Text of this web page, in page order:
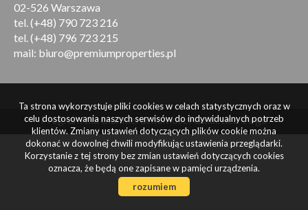
02-526 Warszawa
tel. (+48) 790 723 216
tel. (+48) 796 723 215
mail: biuro@premiumproperties.pl
Program dla biur nieruchomościGalactica Virgo
Ta strona wykorzystuje pliki cookies w celach statystycznych oraz w
celu dostosowania naszych serwisów do indywidualnych potrzeb
klientów. Zmiany ustawień dotyczących plików cookie można
dokonać w dowolnej chwili modyfikując ustawienia przeglądarki.
Korzystanie z tej strony bez zmian ustawień dotyczących cookies
oznacza, że będą one zapisane w pamięci urządzenia.
rozumiem